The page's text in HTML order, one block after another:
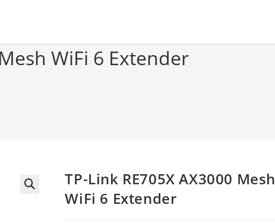
WiFi 6 Extender
TP-Link RE705X AX3000 Mesh
WiFi 6 Extender